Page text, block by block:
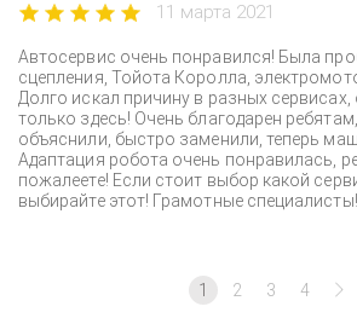
11 марта 2021
Автосервис очень понравился! Была
сцепления, Тойота Королла,
Долго искал причину в разных сервисах,
только здесь! Очень благодарен
объяснили, быстро заменили, теперь
Адаптация робота очень понравилась,
пожалеете! Если стоит выбор какой
выбирайте этот! Грамотные специалисты!
1 2 3 4